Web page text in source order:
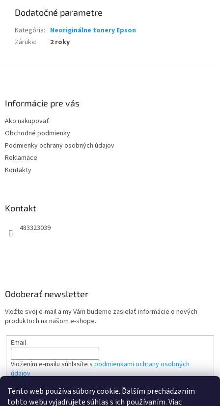
Tento web používa súbory cookie. Ďalším prechádzaním
tohto webu vyjadrujete súhlas s ich používaním. Viac
Dodatočné parametre
Kategória: Neoriginálne tonery Epson
Záruka: 2 roky
Informácie pre vás
Ako nakupovať
Obchodné podmienky
Podmienky ochrany osobných údajov
Reklamace
Kontakty
Kontakt
483323039
Odoberať newsletter
Vložte svoj e-mail a my Vám budeme zasielať informácie o nových
produktoch na našom e-shope.
Email
Vložením e-mailu súhlasíte s podmienkami ochrany osobných
údajov
PRIHLÁSIŤ SA